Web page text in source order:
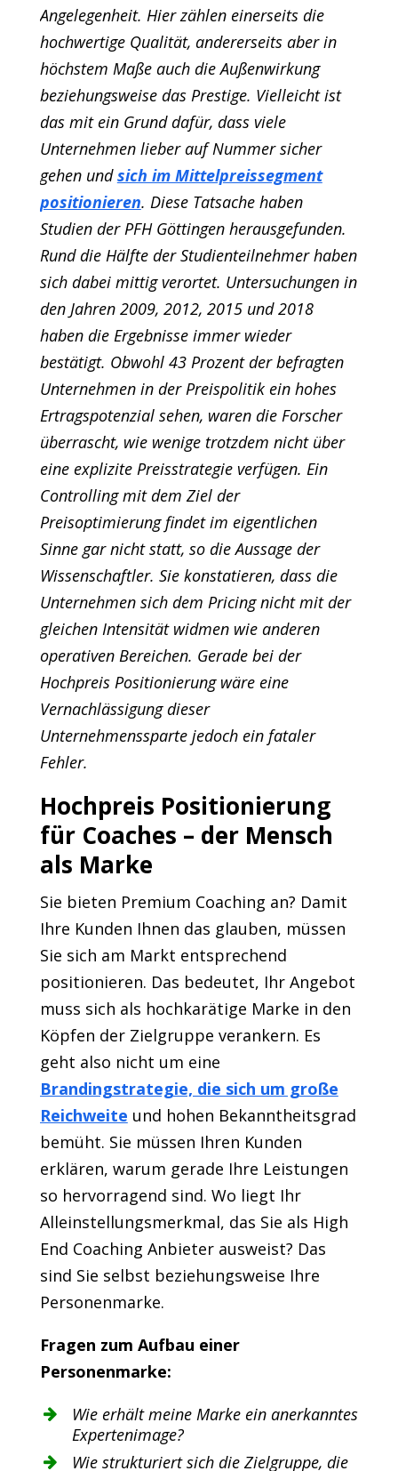
Angelegenheit. Hier zählen einerseits die
hochwertige Qualität, andererseits aber in
höchstem Maße auch die Außenwirkung
beziehungsweise das Prestige. Vielleicht ist
das mit ein Grund dafür, dass viele
Unternehmen lieber auf Nummer sicher
gehen undsich im Mittelpreissegment
positionieren. Diese Tatsache haben
Studien der PFH Göttingen herausgefunden.
Rund die Hälfte der Studienteilnehmer haben
sich dabei mittig verortet. Untersuchungen in
den Jahren 2009, 2012, 2015 und 2018
haben die Ergebnisse immer wieder
bestätigt. Obwohl 43 Prozent der befragten
Unternehmen in der Preispolitik ein hohes
Ertragspotenzial sehen, waren die Forscher
überrascht, wie wenige trotzdem nicht über
eine explizite Preisstrategie verfügen. Ein
Controlling mit dem Ziel der
Preisoptimierung findet im eigentlichen
Sinne gar nicht statt, so die Aussage der
Wissenschaftler. Sie konstatieren, dass die
Unternehmen sich dem Pricing nicht mit der
gleichen Intensität widmen wie anderen
operativen Bereichen. Gerade bei der
Hochpreis Positionierung wäre eine
Vernachlässigung dieser
Unternehmenssparte jedoch ein fataler
Fehler.
Hochpreis Positionierung
für Coaches – der Mensch
als Marke
Sie bieten Premium Coaching an? Damit
Ihre Kunden Ihnen das glauben, müssen
Sie sich am Markt entsprechend
positionieren. Das bedeutet, Ihr Angebot
muss sich als hochkarätige Marke in den
Köpfen der Zielgruppe verankern. Es
geht also nicht um eine
Brandingstrategie, die sich um große
Reichweite und hohen Bekanntheitsgrad
bemüht. Sie müssen Ihren Kunden
erklären, warum gerade Ihre Leistungen
so hervorragend sind. Wo liegt Ihr
Alleinstellungsmerkmal, das Sie als High
End Coaching Anbieter ausweist? Das
sind Sie selbst beziehungsweise Ihre
Personenmarke.
Fragen zum Aufbau einer
Personenmarke:
Wie erhält meine Marke ein anerkanntes
Expertenimage?
Wie strukturiert sich die Zielgruppe, die